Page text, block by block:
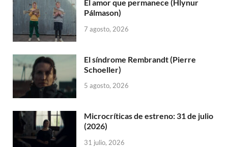
El amor que permanece (Hlynur
Pálmason)
7 agosto, 2026
El síndrome Rembrandt (Pierre
Schoeller)
5 agosto, 2026
Microcríticas de estreno: 31 de julio
(2026)
31 julio, 2026